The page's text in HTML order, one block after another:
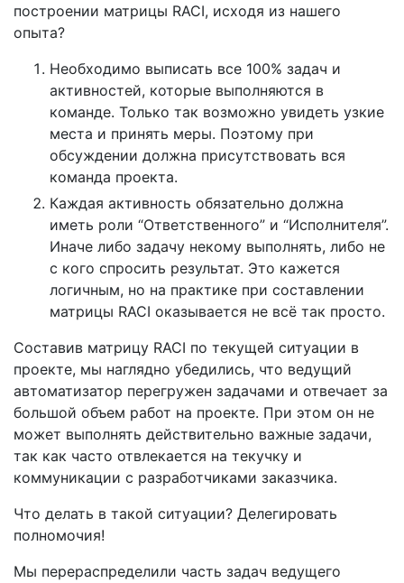
построении матрицы RACI, исходя из нашего
опыта?
Необходимо выписать все 100% задач и
активностей, которые выполняются в
команде. Только так возможно увидеть узкие
места и принять меры. Поэтому при
обсуждении должна присутствовать вся
команда проекта.
Каждая активность обязательно должна
иметь роли “Ответственного” и “Исполнителя”.
Иначе либо задачу некому выполнять, либо не
с кого спросить результат. Это кажется
логичным, но на практике при составлении
матрицы RACI оказывается не всё так просто.
Составив матрицу RACI по текущей ситуации в
проекте, мы наглядно убедились, что ведущий
автоматизатор перегружен задачами и отвечает за
большой объем работ на проекте. При этом он не
может выполнять действительно важные задачи,
так как часто отвлекается на текучку и
коммуникации с разработчиками заказчика.
Что делать в такой ситуации? Делегировать
полномочия!
Мы перераспределили часть задач ведущего